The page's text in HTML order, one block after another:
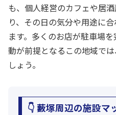
も、個人経営のカフェや居
り、その日の気分や用途に
ます。多くのお店が駐車場
動が前提となるこの地域で
しょう。
👇 藪塚周辺の施設マ